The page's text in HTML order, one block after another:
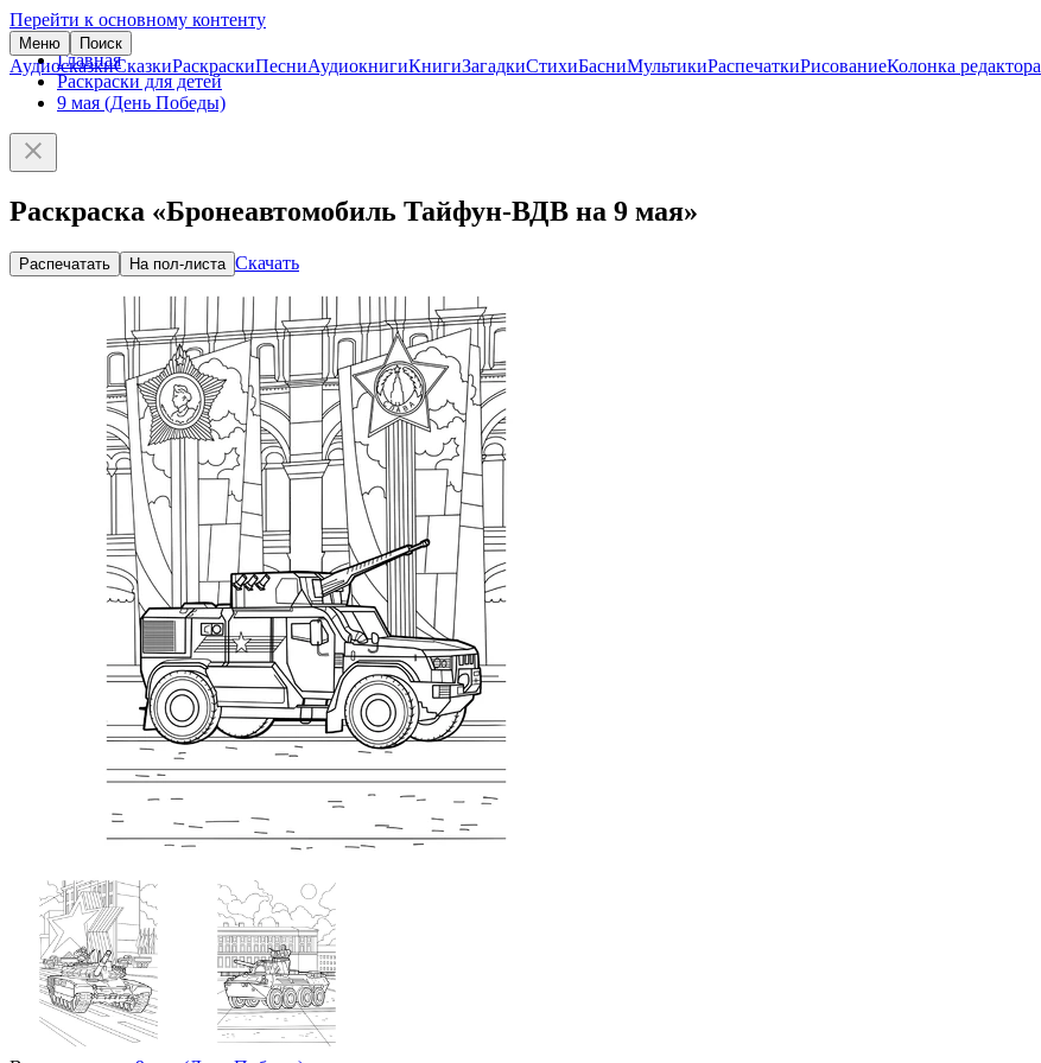
Перейти к основному контенту
Меню Поиск
АудиосказкиСказкиРаскраскиПесниАудиокнигиКнигиЗагадкиСтихиБасниМультикиРаспечаткиРисованиеКолонка редактора
Главная
Раскраски для детей
9 мая (День Победы)
Раскраска «Бронеавтомобиль Тайфун-ВДВ на 9 мая»
Распечатать На пол-листа Скачать